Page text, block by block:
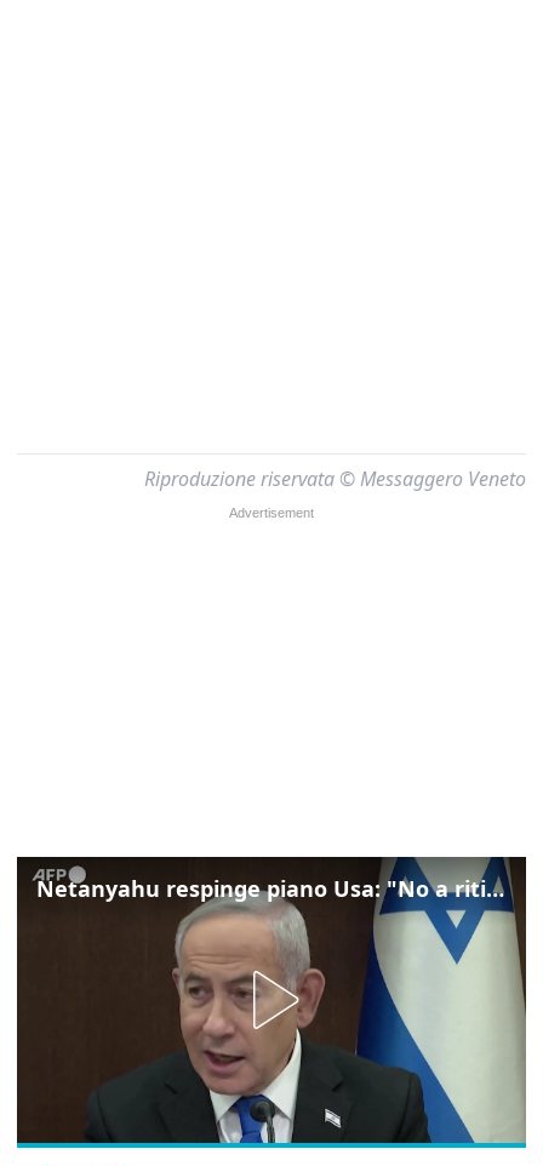
Riproduzione riservata © Messaggero Veneto
Netanyahu respinge piano Usa: "No a ritiro Idf senza disarmo Hamas"